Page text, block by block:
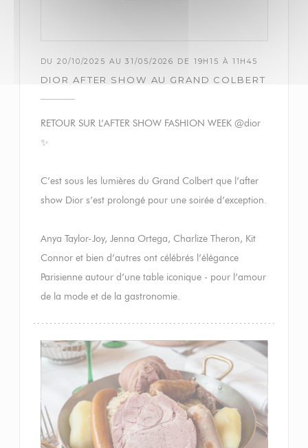
DU 20/10/2025 AU 31/05/2026 DE 19H15 À 11H45
DIOR AFTER SHOW AU GRAND COLBERT
RETOUR SUR L’AFTER SHOW FASHION WEEK @dior
✨
C’est sous les lumières du Grand Colbert que l’after
show Dior s’est prolongé pour une soirée d’exception.
Anya Taylor-Joy, Jenna Ortega, Charlize Theron, Kit
Connor et bien d’autres ont célébrés l’élégance
Parisienne autour d’une table iconique - pour l’amour
de la mode et de la gastronomie.